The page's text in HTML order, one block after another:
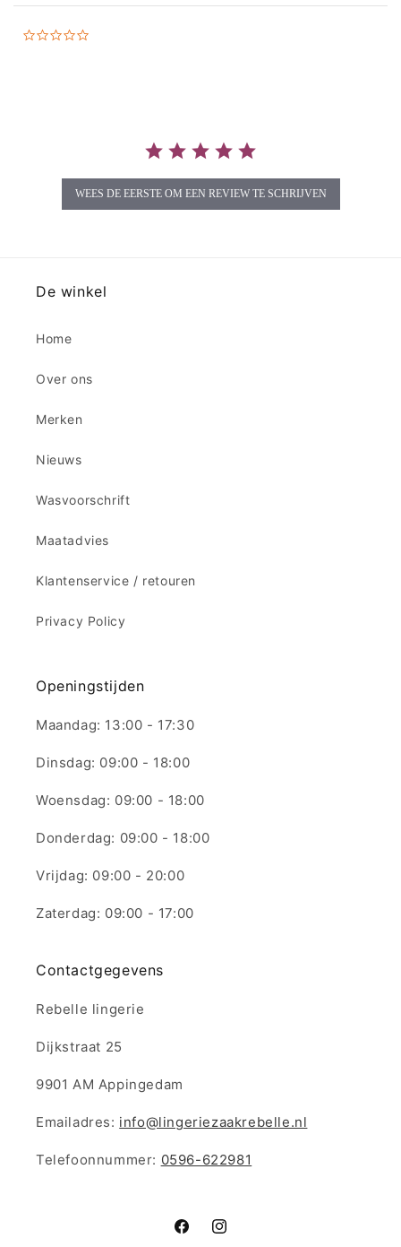
WEES DE EERSTE OM EEN REVIEW TE SCHRIJVEN
De winkel
Home
Over ons
Merken
Nieuws
Wasvoorschrift
Maatadvies
Klantenservice / retouren
Privacy Policy
Openingstijden
Maandag: 13:00 - 17:30
Dinsdag: 09:00 - 18:00
Woensdag: 09:00 - 18:00
Donderdag: 09:00 - 18:00
Vrijdag: 09:00 - 20:00
Zaterdag: 09:00 - 17:00
Contactgegevens
Rebelle lingerie
Dijkstraat 25
9901 AM Appingedam
Emailadres: info@lingeriezaakrebelle.nl
Telefoonnummer: 0596-622981
FacebookInstagram